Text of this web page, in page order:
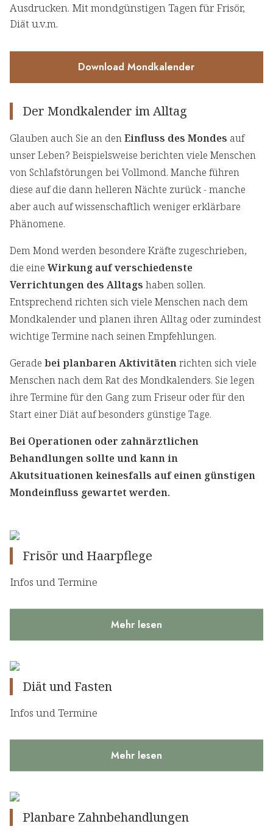
Ausdrucken. Mit mondgünstigen Tagen für Frisör,
Diät u.v.m.
Download Mondkalender
Der Mondkalender im Alltag
Glauben auch Sie an denEinfluss des Mondes auf
unser Leben? Beispielsweise berichten viele Menschen
von Schlafstörungen bei Vollmond. Manche führen
diese auf die dann helleren Nächte zurück - manche
aber auch auf wissenschaftlich weniger erklärbare
Phänomene.
Dem Mond werden besondere Kräfte zugeschrieben,
die eineWirkung auf verschiedenste
Verrichtungen des Alltags haben sollen.
Entsprechend richten sich viele Menschen nach dem
Mondkalender und planen ihren Alltag oder zumindest
wichtige Termine nach seinen Empfehlungen.
Gerade bei planbaren Aktivitätenrichten sich viele
Menschen nach dem Rat des Mondkalenders. Sie legen
ihre Termine für den Gang zum Friseur oder für den
Start einer Diät auf besonders günstige Tage.
Bei Operationen oder zahnärztlichen
Behandlungen sollte und kann in
Akutsituationen keinesfalls auf einen günstigen
Mondeinfluss gewartet werden.
Frisör und Haarpflege
Infos und Termine
Mehr lesen
Diät und Fasten
Infos und Termine
Mehr lesen
Planbare Zahnbehandlungen